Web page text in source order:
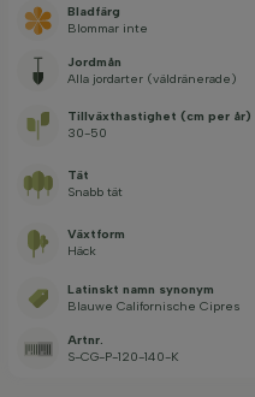
Bladfärg
Blommar inte
Jordmån
Alla jordarter (väldränerade)
Tillväxthastighet (cm per år)
30-50
Tät
Snabb tät
Växtform
Häck
Latinskt namn synonym
Blauwe Californische Cipres
Artnr.
S-CG-P-120-140-K